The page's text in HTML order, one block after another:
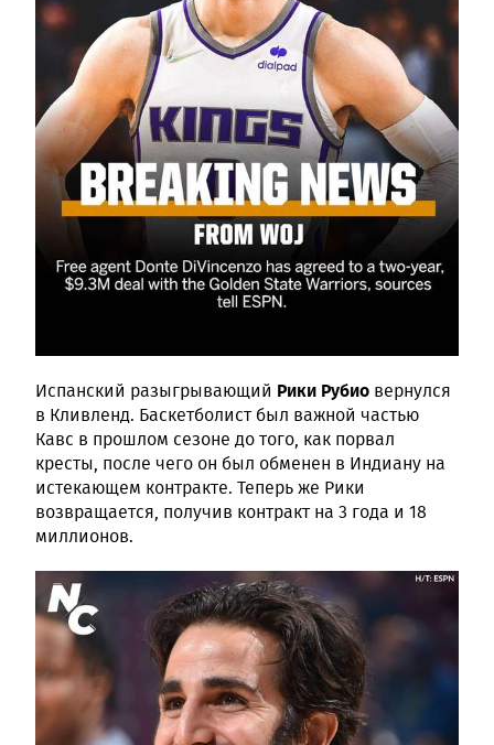
Испанский разыгрывающий Рики Рубио вернулся
в Кливленд. Баскетболист был важной частью
Кавс в прошлом сезоне до того, как порвал
кресты, после чего он был обменен в Индиану на
истекающем контракте. Теперь же Рики
возвращается, получив контракт на 3 года и 18
миллионов.